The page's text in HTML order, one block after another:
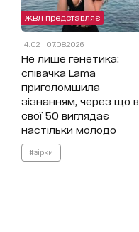
ЖВЛ представляє
14:02 | 07.08.2026
Не лише генетика:
співачка Lama
приголомшила
зізнанням, через що в
свої 50 виглядає
настільки молодо
#зірки